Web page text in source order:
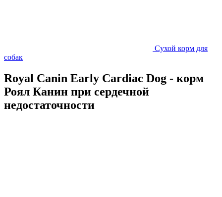
Сухой корм для
собак
Royal Canin Early Cardiac Dog - корм
Роял Канин при сердечной
недостаточности